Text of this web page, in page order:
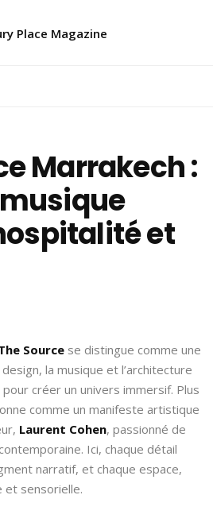
Marrakech :
et
Source se distingue comme une
la musique et l’architecture
créer un univers immersif. Plus
comme un manifeste artistique
Laurent Cohen, passionné de
Ici, chaque détail
narratif, et chaque espace,
et sensorielle.